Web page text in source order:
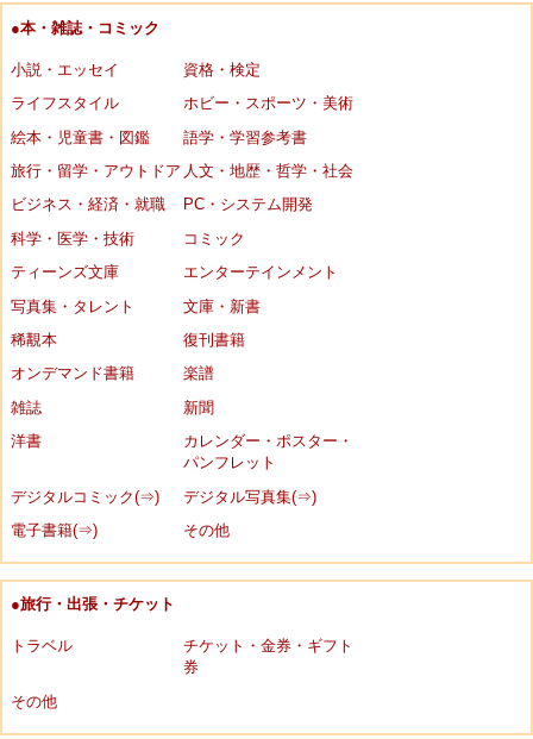
●本・雑誌・コミック
小説・エッセイ
資格・検定
ライフスタイル
ホビー・スポーツ・美術
絵本・児童書・図鑑
語学・学習参考書
旅行・留学・アウトドア 人文・地歴・哲学・社会
ビジネス・経済・就職
PC・システム開発
科学・医学・技術
コミック
ティーンズ文庫
エンターテインメント
写真集・タレント
文庫・新書
稀覯本
復刊書籍
オンデマンド書籍
楽譜
雑誌
新聞
洋書
カレンダー・ポスター・
パンフレット
デジタルコミック(⇒)
デジタル写真集(⇒)
電子書籍(⇒)
その他
●旅行・出張・チケット
トラベル
チケット・金券・ギフト
券
その他